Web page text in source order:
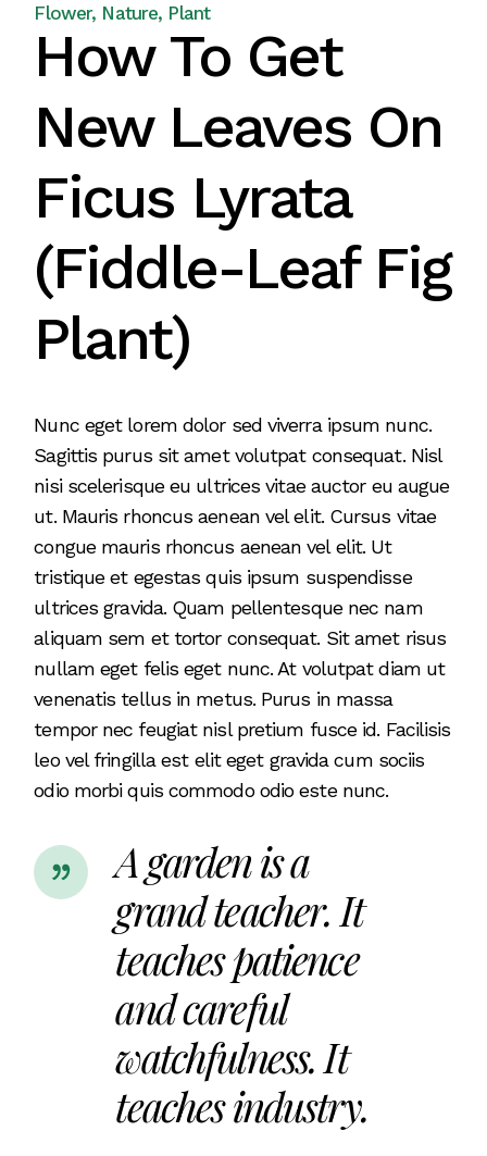
Flower Nature Plant
How To Get
New Leaves On
Ficus Lyrata
(Fiddle-Leaf Fig
Plant)
Nunc eget lorem dolor sed viverra ipsum nunc.
Sagittis purus sit amet volutpat consequat. Nisl
nisi scelerisque eu ultrices vitae auctor eu augue
ut. Mauris rhoncus aenean vel elit. Cursus vitae
congue mauris rhoncus aenean vel elit. Ut
tristique et egestas quis ipsum suspendisse
ultrices gravida. Quam pellentesque nec nam
aliquam sem et tortor consequat. Sit amet risus
nullam eget felis eget nunc. At volutpat diam ut
venenatis tellus in metus. Purus in massa
tempor nec feugiat nisl pretium fusce id. Facilisis
leo vel fringilla est elit eget gravida cum sociis
odio morbi quis commodo odio este nunc.
A garden is a
grand teacher. It
teaches patience
and careful
watchfulness. It
teaches industry.